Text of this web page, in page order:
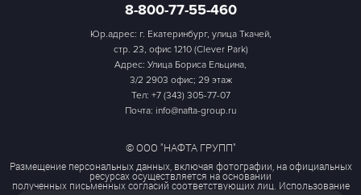
8-800-77-55-460
Юр.адрес: г. Екатеринбург, улица Ткачей,
стр. 23, офис 1210 (Clever Park)
Адрес: Улица Бориса Ельцина,
3/2 2903 офис; 29 этаж
Тел: +7 (343) 305-77-07
Почта: info@nafta-group.ru
© ООО "НАФТА ГРУПП"
Размещение персональных данных, включая фотографии, на официальных
ресурсах осуществляется на основании
полученных письменных согласий соответствующих лиц. Использование